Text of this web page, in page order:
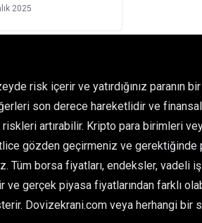
2025
risk içerir ve yatırdığınız paranın bir
son derece hareketlidir ve
artırabilir. Kripto para birimleri
gözden geçirmeniz ve
Tüm borsa fiyatları, endeksler, vadeli
gerçek piyasa fiyatlarından farklı
Dovizekrani.com veya herhangi bir